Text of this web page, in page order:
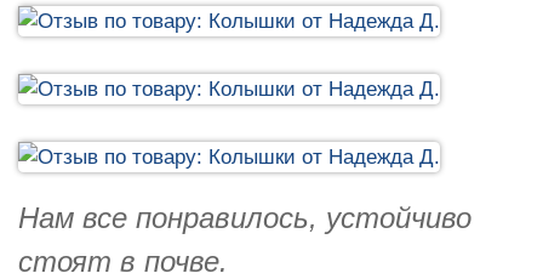
Нам все понравилось, устойчиво
стоят в почве.